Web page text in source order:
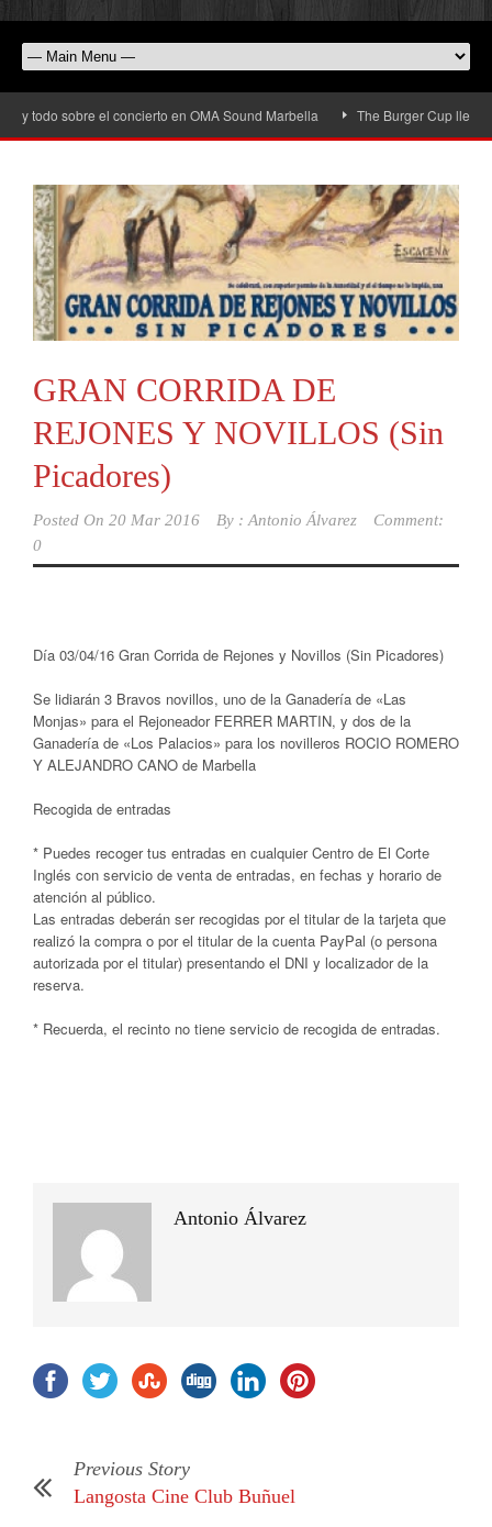
sobre el concierto en OMA Sound Marbella The Burger Cup llega a
GRAN CORRIDA DE
REJONES Y NOVILLOS (Sin
Picadores)
Posted On 20 Mar 2016 By : Antonio Álvarez
Comment:
0
Día 03/04/16 Gran Corrida de Rejones y Novillos (Sin Picadores)
Se lidiarán 3 Bravos novillos, uno de la Ganadería de «Las
Monjas» para el Rejoneador FERRER MARTIN, y dos de la
Ganadería de «Los Palacios» para los novilleros ROCIO ROMERO
Y ALEJANDRO CANO de Marbella
Recogida de entradas
* Puedes recoger tus entradas en cualquier Centro de El Corte
Inglés con servicio de venta de entradas, en fechas y horario de
atención al público.
Las entradas deberán ser recogidas por el titular de la tarjeta que
realizó la compra o por el titular de la cuenta PayPal (o persona
autorizada por el titular) presentando el DNI y localizador de la
reserva.
* Recuerda, el recinto no tiene servicio de recogida de entradas.
Antonio Álvarez
Previous Story
Langosta Cine Club Buñuel